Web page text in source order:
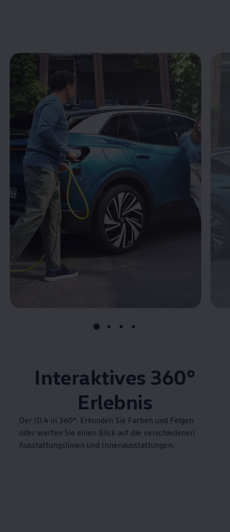
Enable fullscreen mode
Interaktives 360°
Erlebnis
Der ID.4 in 360°. Erkunden Sie Farben und Felgen
oder werfen Sie einen Blick auf die verschiedenen
Ausstattungslinien und Innenausstattungen.